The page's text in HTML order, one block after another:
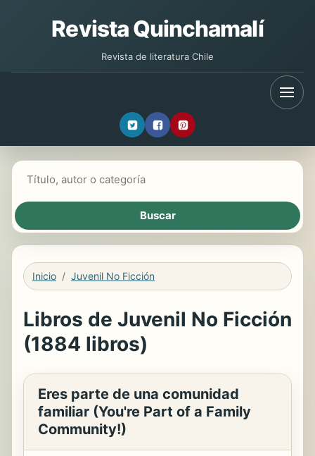
Revista Quinchamalí
Revista de literatura Chile
Inicio Juvenil No Ficción
Libros de Juvenil No Ficción
(1884 libros)
Eres parte de una comunidad
familiar (You're Part of a Family
Community!)